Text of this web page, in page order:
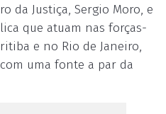
da Justiça, Sergio Moro, e
que atuam nas forças-
e no Rio de Janeiro,
uma fonte a par da